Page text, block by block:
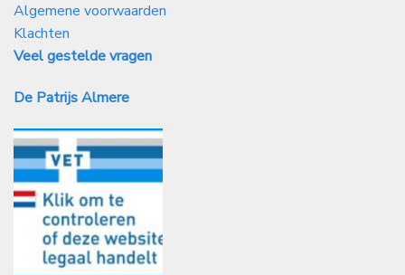
Algemene voorwaarden
Klachten
Veel gestelde vragen
De Patrijs Almere